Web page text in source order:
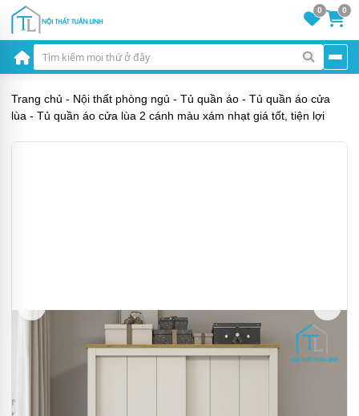
0 0
Trang chủ - Nội thất phòng ngủ - Tủ quần áo - Tủ quần áo cửa
lùa - Tủ quần áo cửa lùa 2 cánh màu xám nhạt giá tốt, tiện lợi